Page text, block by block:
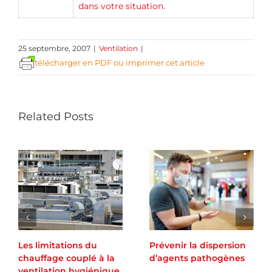
dans votre situation.
25 septembre, 2007 | Ventilation |
télécharger en PDF ou imprimer cet article
Related Posts
Les limitations du
chauffage couplé à la
Prévenir la dispersion
d’agents pathogènes